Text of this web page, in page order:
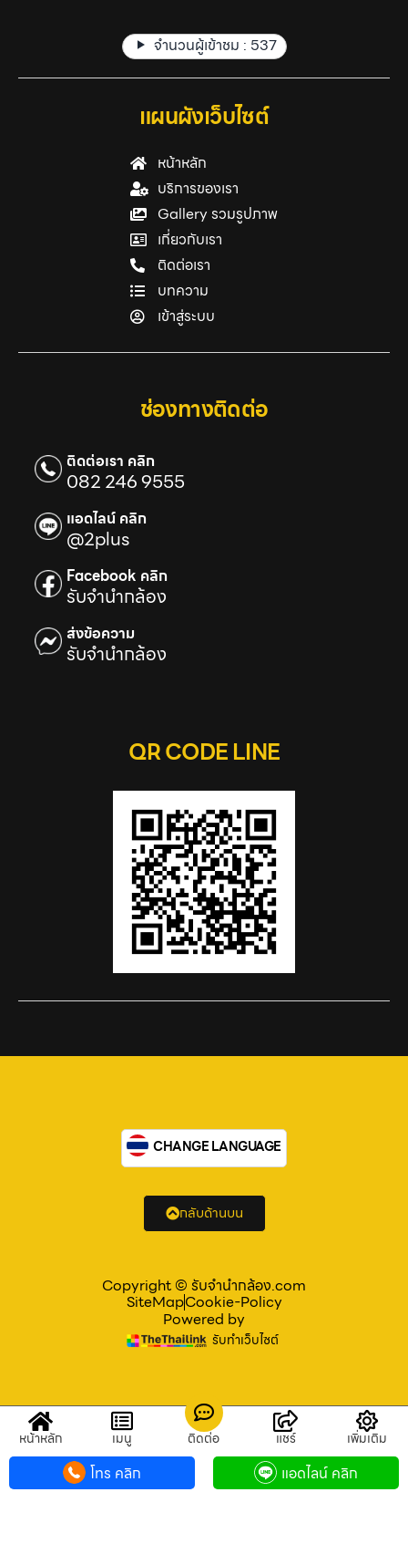
จำนวนผู้เข้าชม : 537
แผนผังเว็บไซต์
หน้าหลัก
บริการของเรา
Gallery รวมรูปภาพ
เกี่ยวกับเรา
ติดต่อเรา
บทความ
เข้าสู่ระบบ
ช่องทางติดต่อ
ติดต่อเรา คลิก
082 246 9555
แอดไลน์ คลิก
@2plus
Facebook คลิก
รับจำนำกล้อง
ส่งข้อความ
รับจำนำกล้อง
QR CODE LINE
Copyright © รับจํานํากล้อง.com
SiteMapCookie-Policy
Powered by
รับทำเว็บไซต์
CHANGE LANGUAGE
กลับด้านบน
หน้าหลัก เมนู ติดต่อ แชร์ เพิ่มเติม
โทร คลิก แอดไลน์ คลิก